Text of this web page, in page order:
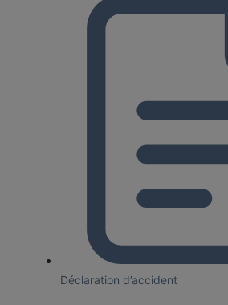
Déclaration d’accident